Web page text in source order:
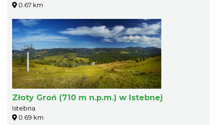
0.67 km
Złoty Groń (710 m n.p.m.) w Istebnej
Istebna
0.69 km